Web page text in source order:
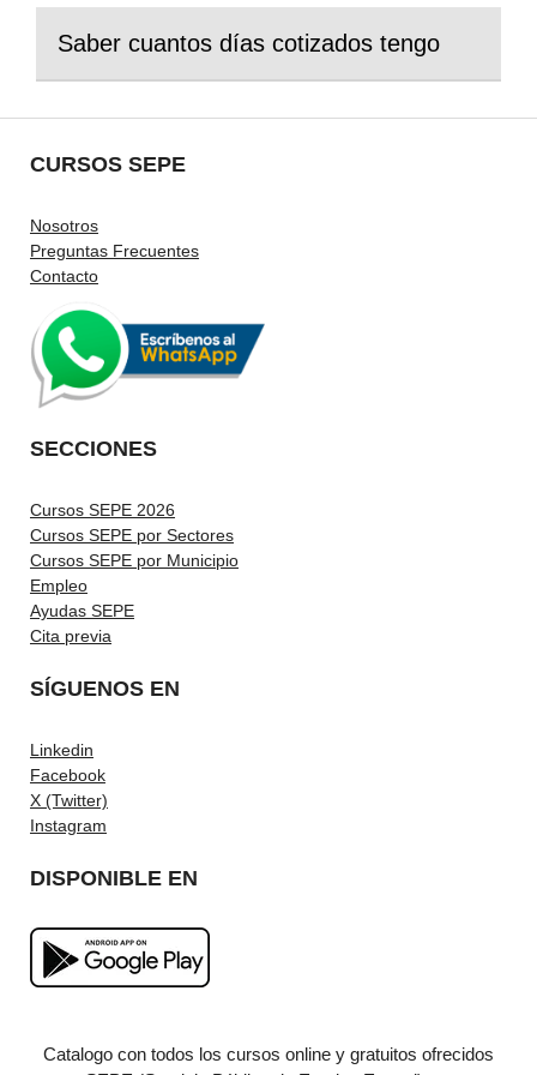
Saber cuantos días cotizados tengo
CURSOS SEPE
Nosotros
Preguntas Frecuentes
Contacto
SECCIONES
Cursos SEPE 2026
Cursos SEPE por Sectores
Cursos SEPE por Municipio
Empleo
Ayudas SEPE
Cita previa
SÍGUENOS EN
Linkedin
Facebook
X (Twitter)
Instagram
DISPONIBLE EN
Catalogo con todos los cursos online y gratuitos ofrecidos